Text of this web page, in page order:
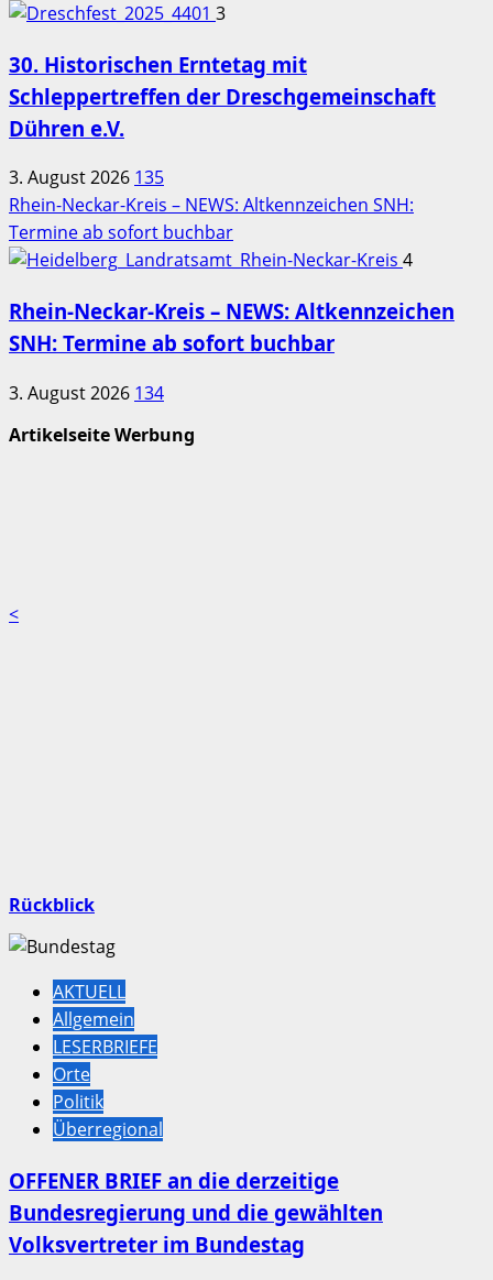
3
30. Historischen Erntetag mit
Schleppertreffen der Dreschgemeinschaft
Dühren e.V.
3. August 2026 135
Rhein-Neckar-Kreis – NEWS: Altkennzeichen SNH:
Termine ab sofort buchbar
4
Rhein-Neckar-Kreis – NEWS: Altkennzeichen
SNH: Termine ab sofort buchbar
3. August 2026 134
Artikelseite Werbung
<
Rückblick
AKTUELL
Allgemein
LESERBRIEFE
Orte
Politik
Überregional
OFFENER BRIEF an die derzeitige
Bundesregierung und die gewählten
Volksvertreter im Bundestag